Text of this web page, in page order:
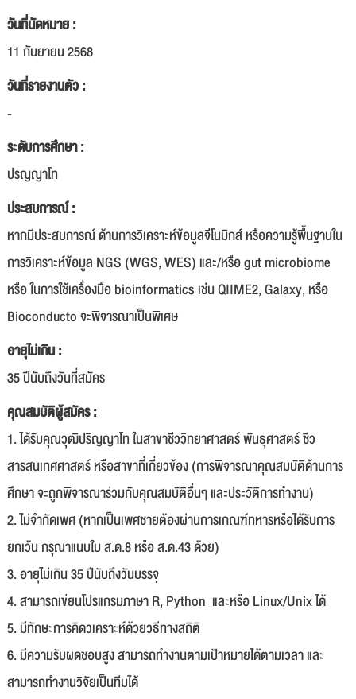
วันที่นัดหมาย :
11 กันยายน 2568
วันที่รายงานตัว :
-
ระดับการศึกษา :
ปริญญาโท
ประสบการณ์ :
หากมีประสบการณ์ ด้านการวิเคราะห์ข้อมูลจีโนมิกส์ หรือความรู้พื้นฐานใน
การวิเคราะห์ข้อมูล NGS (WGS, WES) และ/หรือ gut microbiome
หรือ ในการใช้เครื่องมือ bioinformatics เช่น QIIME2, Galaxy, หรือ
Bioconducto จะพิจารณาเป็นพิเศษ
อายุไม่เกิน :
35 ปีนับถึงวันที่สมัคร
คุณสมบัติผู้สมัคร :
1. ได้รับคุณวุฒิปริญญาโท ในสาขาชีววิทยาศาสตร์ พันธุศาสตร์ ชีว
สารสนเทศศาสตร์ หรือสาขาที่เกี่ยวข้อง (การพิจารณาคุณสมบัติด้านการ
ศึกษา จะถูกพิจารณาร่วมกับคุณสมบัติอื่นๆ และประวัติการทำงาน)
2. ไม่จำกัดเพศ (หากเป็นเพศชายต้องผ่านการเกณฑ์ทหารหรือได้รับการ
ยกเว้น กรุณาแนบใบ ส.ด.8 หรือ ส.ด.43 ด้วย)
3. อายุไม่เกิน 35 ปีนับถึงวันบรรจุ
4. สามารถเขียนโปรแกรมภาษา R, Python และหรือ Linux/Unix ได้
5. มีทักษะการคิดวิเคราะห์ด้วยวิธีทางสถิติ
6. มีความรับผิดชอบสูง สามารถทำงานตามเป้าหมายได้ตามเวลา และ
สามารถทำงานวิจัยเป็นทีมได้